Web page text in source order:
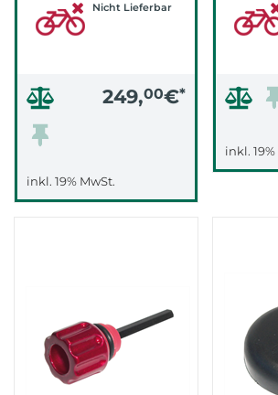
Nicht Lieferbar
249,00€*
inkl. 19% MwSt.
inkl.